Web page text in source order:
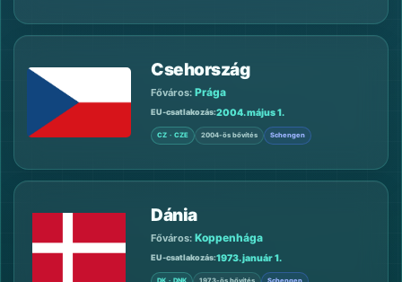
Csehország
Főváros: Prága
EU-csatlakozás 2004. május 1.
CZ · CZE 2004-ös bővítés Schengen
Dánia
Főváros: Koppenhága
EU-csatlakozás 1973. január 1.